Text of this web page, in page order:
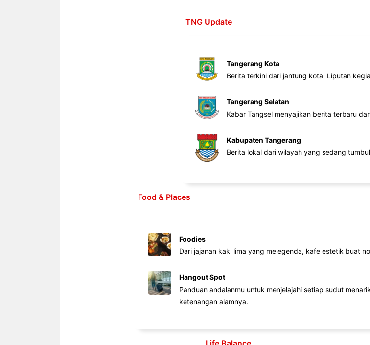
TNG Update
Tangerang Kota
Berita terkini dari jantung kota. Liputan
Tangerang Selatan
Kabar Tangsel menyajikan berita terbaru
Kabupaten Tangerang
Berita lokal dari wilayah yang sedang
Food & Places
Foodies
Dari jajanan kaki lima yang melegenda, kafe estetik buat
Hangout Spot
Panduan andalanmu untuk menjelajahi setiap sudut
ketenangan alamnya.
Life Balance